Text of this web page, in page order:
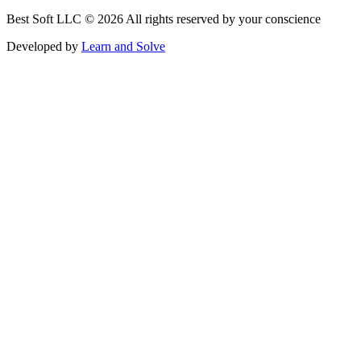
Best Soft LLC © 2026 All rights reserved by your conscience
Developed by Learn and Solve